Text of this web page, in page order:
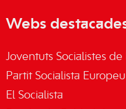
Webs
Joventuts Socialistes
Partit Socialista Europeu
El Socialista